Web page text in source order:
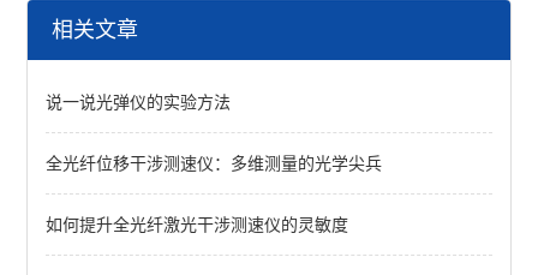
成像镜头
长波红外成像镜头
近红外成像镜头
相关文章
说一说光弹仪的实验方法
全光纤位移干涉测速仪：多维测量的光学尖兵
如何提升全光纤激光干涉测速仪的灵敏度